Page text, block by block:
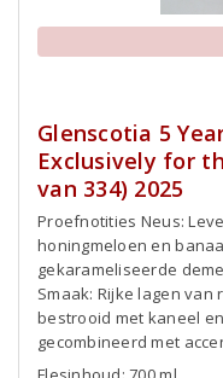
Glenscotia 5
Exclusively for
van 334) 2025
Proefnotities Neus:
honingmeloen en
gekarameliseerde
Smaak: Rijke lagen
bestrooid met kaneel
gecombineerd met